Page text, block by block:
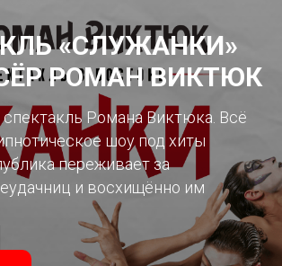
«СЛУЖАНКИ»
РОМАН ВИКТЮК
Романа Виктюка. Всё
шоу под хиты
переживает за
и восхищённо им